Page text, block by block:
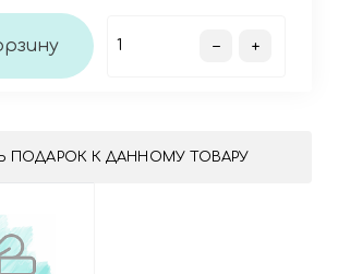
ПОДАРОК К ДАННОМУ ТОВАРУ